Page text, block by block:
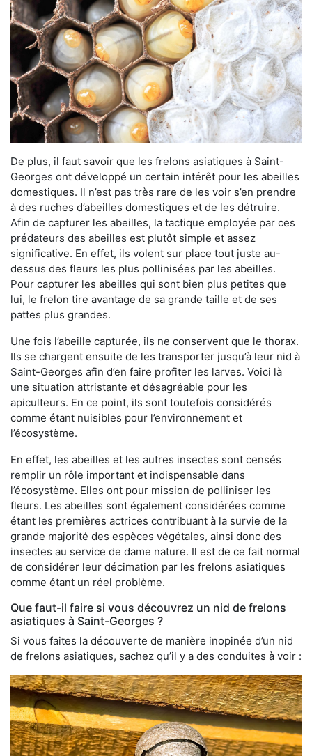
De plus, il faut savoir que les frelons asiatiques à Saint-
Georges ont développé un certain intérêt pour les abeilles
domestiques. Il n’est pas très rare de les voir s’en prendre
à des ruches d’abeilles domestiques et de les détruire.
Afin de capturer les abeilles, la tactique employée par ces
prédateurs des abeilles est plutôt simple et assez
significative. En effet, ils volent sur place tout juste au-
dessus des fleurs les plus pollinisées par les abeilles.
Pour capturer les abeilles qui sont bien plus petites que
lui, le frelon tire avantage de sa grande taille et de ses
pattes plus grandes.
Une fois l’abeille capturée, ils ne conservent que le thorax.
Ils se chargent ensuite de les transporter jusqu’à leur nid à
Saint-Georges afin d’en faire profiter les larves. Voici là
une situation attristante et désagréable pour les
apiculteurs. En ce point, ils sont toutefois considérés
comme étant nuisibles pour l’environnement et
l’écosystème.
En effet, les abeilles et les autres insectes sont censés
remplir un rôle important et indispensable dans
l’écosystème. Elles ont pour mission de polliniser les
fleurs. Les abeilles sont également considérées comme
étant les premières actrices contribuant à la survie de la
grande majorité des espèces végétales, ainsi donc des
insectes au service de dame nature. Il est de ce fait normal
de considérer leur décimation par les frelons asiatiques
comme étant un réel problème.
Que faut-il faire si vous découvrez un nid de frelons
asiatiques à Saint-Georges ?
Si vous faites la découverte de manière inopinée d’un nid
de frelons asiatiques, sachez qu’il y a des conduites à voir :